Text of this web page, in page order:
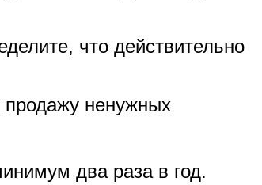
что действительно
продажу ненужных
два раза в год.